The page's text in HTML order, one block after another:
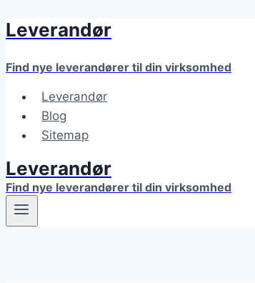
Fortsæt
indhold
Leverandør
Find nye leverandører til din virksomhed
Leverandør
Blog
Sitemap
Leverandør
Find nye leverandører til din virksomhed